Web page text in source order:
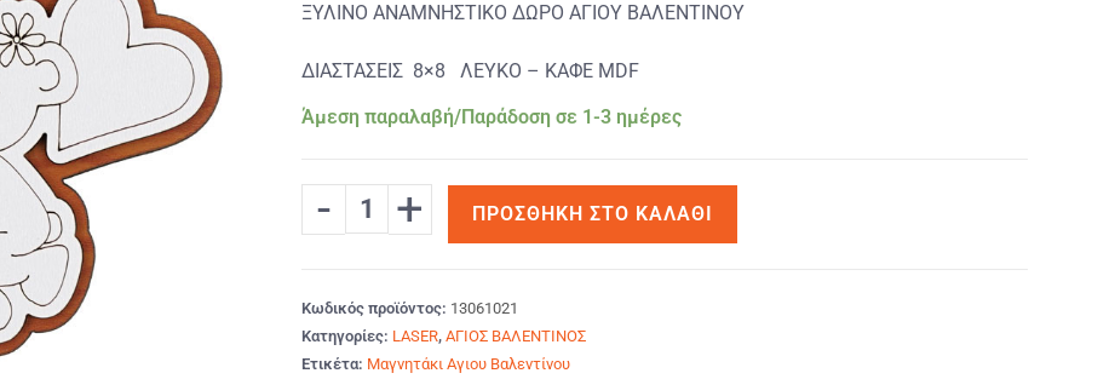
ΞΥΛΙΝΟ ΑΝΑΜΝΗΣΤΙΚΟ ΔΩΡΟ ΑΓΙΟΥ ΒΑΛΕΝΤΙΝΟΥ
ΔΙΑΣΤΑΣΕΙΣ 8×8 ΛΕΥΚΟ – ΚΑΦΕ MDF
Άμεση παραλαβή/Παράδοση σε 1-3 ημέρες
- + ΠΡΟΣΘΉΚΗ ΣΤΟ ΚΑΛΆΘΙ
Κωδικός προϊόντος: 13061021
Κατηγορίες: LASER, ΑΓΙΟΣ ΒΑΛΕΝΤΙΝΟΣ
Ετικέτα: Μαγνητάκι Αγιου Βαλεντίνου